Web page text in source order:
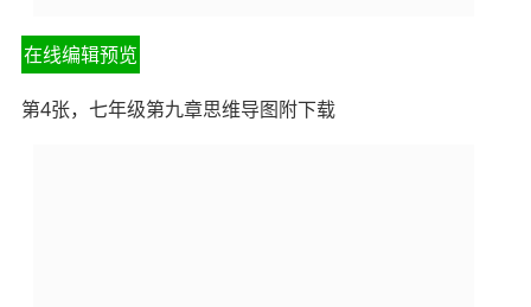
在线编辑预览
第4张，七年级第九章思维导图附下载